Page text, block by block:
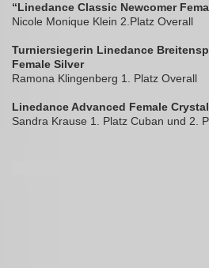
“Linedance Classic Newcomer
Nicole Monique Klein 2.Platz Overall
Turniersiegerin Linedance
Female Silver
Ramona Klingenberg 1. Platz Overall
Linedance Advanced Female Crystal
Sandra Krause 1. Platz Cuban und 2.